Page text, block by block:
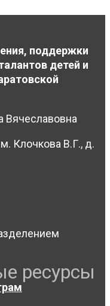
поддержки
детей и
Вячеславовна
Клочкова В.Г., д.
ресурсы